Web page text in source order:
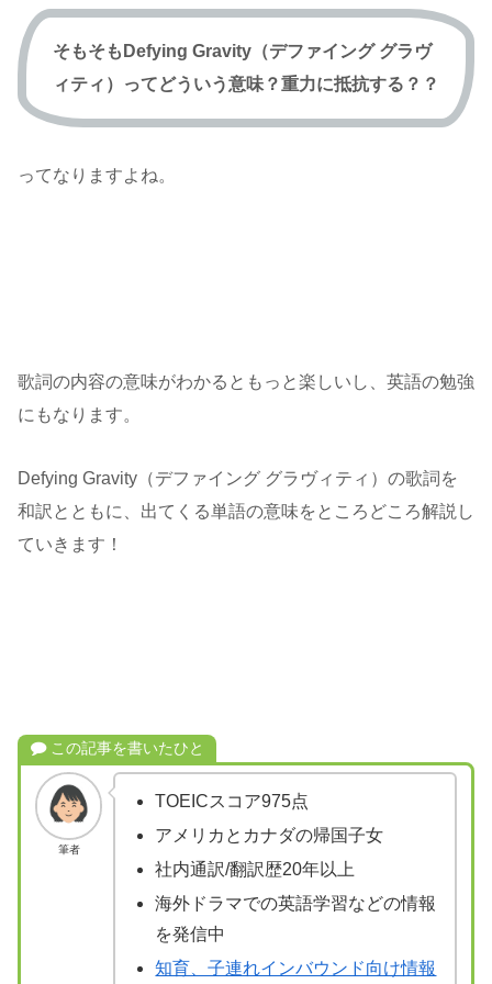
そもそもDefying Gravity（デファイング グラヴ
ィティ）ってどういう意味？重力に抵抗する？？
ってなりますよね。
歌詞の内容の意味がわかるともっと楽しいし、英語の勉強
にもなります。
Defying Gravity（デファイング グラヴィティ）の歌詞を
和訳とともに、出てくる単語の意味をところどころ解説し
ていきます！
この記事を書いたひと
筆者
TOEICスコア975点
アメリカとカナダの帰国子女
社内通訳/翻訳歴20年以上
海外ドラマでの英語学習などの情報
を発信中
知育、子連れインバウンド向け情報